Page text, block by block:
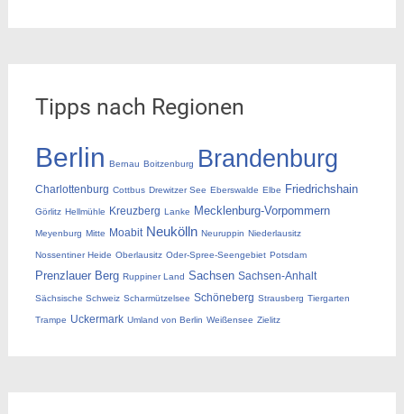
Tipps nach Regionen
Berlin Bernau Boitzenburg Brandenburg
Charlottenburg Cottbus Drewitzer See Eberswalde Elbe Friedrichshain
Görlitz Hellmühle Kreuzberg Lanke Mecklenburg-Vorpommern
Meyenburg Mitte Moabit Neukölln Neuruppin Niederlausitz
Nossentiner Heide Oberlausitz Oder-Spree-Seengebiet Potsdam
Prenzlauer Berg Ruppiner Land Sachsen Sachsen-Anhalt
Sächsische Schweiz Scharmützelsee Schöneberg Strausberg Tiergarten
Trampe Uckermark Umland von Berlin Weißensee Zielitz